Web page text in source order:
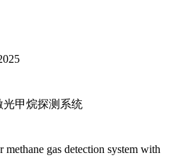
甲烷探测系统
gas detection system with